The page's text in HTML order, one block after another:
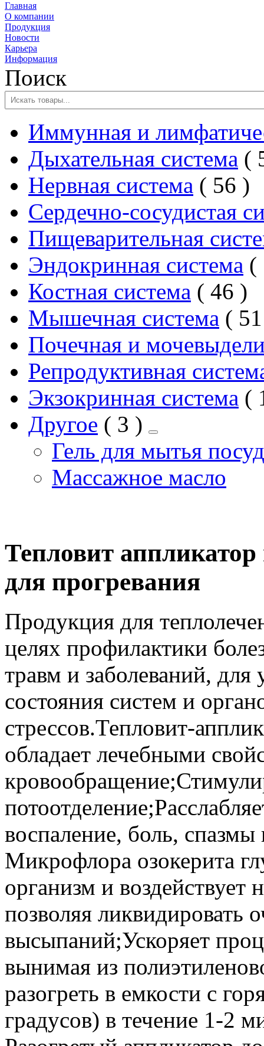
Главная
О компании
Продукция
Новости
Карьера
Информация
Поиск
Иммунная и
Дыхательная система
Нервная система
56
2
Сердечно-сосудистая
Пищеварительная
Эндокринная система
Костная система
46
2
Мышечная система
51
Почечная и
Репродуктивная
Экзокринная система
Другое
3
2
товара
Гель для мытья
Массажное масло
Тепловит
для прогревания
Продукция для
целях профилактики
травм и заболеваний,
состояния систем и
стрессов.Тепловит-
обладает лечебными
воспаление, боль,
Микрофлора озокерита
организм и воздействует
позволяя ликвидировать
высыпаний;Ускоряет
вынимая из
разогреть в емкости с
градусов) в течение 1-